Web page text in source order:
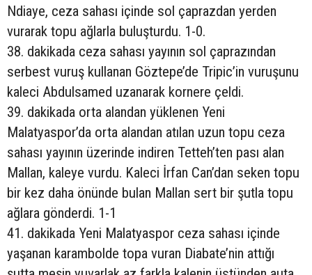
Ndiaye, ceza sahası içinde sol çaprazdan yerden
vurarak topu ağlarla buluşturdu. 1-0.
38. dakikada ceza sahası yayının sol çaprazından
serbest vuruş kullanan Göztepe’de Tripic’in vuruşunu
kaleci Abdulsamed uzanarak kornere çeldi.
39. dakikada orta alandan yüklenen Yeni
Malatyaspor’da orta alandan atılan uzun topu ceza
sahası yayının üzerinde indiren Tetteh’ten pası alan
Mallan, kaleye vurdu. Kaleci İrfan Can’dan seken topu
bir kez daha önünde bulan Mallan sert bir şutla topu
ağlara gönderdi. 1-1
41. dakikada Yeni Malatyaspor ceza sahası içinde
yaşanan karambolde topa vuran Diabate’nin attığı